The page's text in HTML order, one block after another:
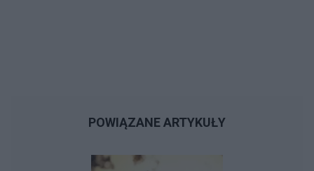
POWIĄZANE ARTYKUŁY